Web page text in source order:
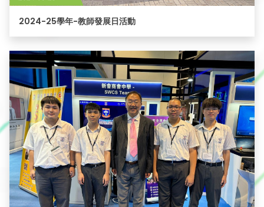
2024-25學年-教師發展日活動